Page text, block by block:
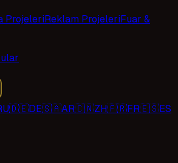
ProjeleriReklam ProjeleriFuar &
🇩🇪DE🇸🇦AR🇨🇳ZH🇫🇷FR🇪🇸ES